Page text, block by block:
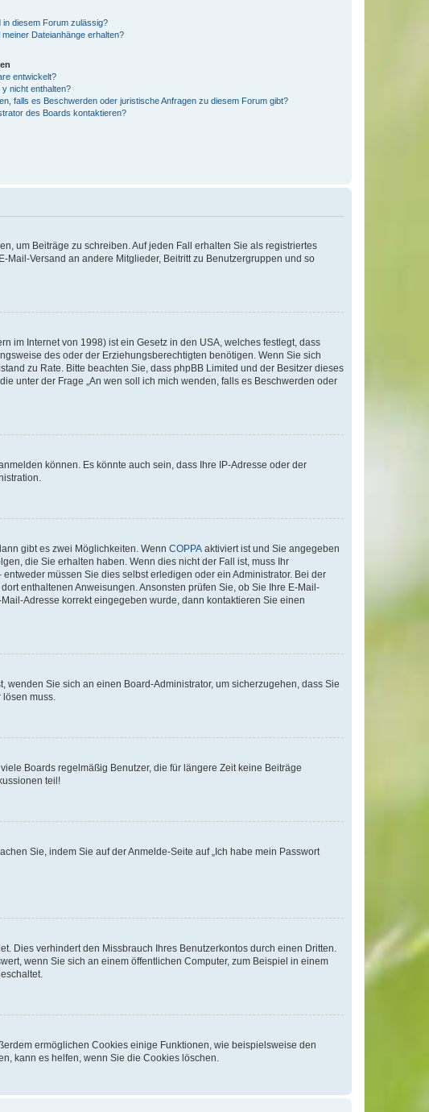
in diesem Forum zulässig?
Dateianhänge erhalten?
entwickelt?
nicht enthalten?
falls es Beschwerden oder juristische Anfragen zu diesem Forum gibt?
des Boards kontaktieren?
um Beiträge zu schreiben. Auf jeden Fall erhalten Sie als registriertes
Mail-Versand an andere Mitglieder, Beitritt zu Benutzergruppen und so
im Internet von 1998) ist ein Gesetz in den USA, welches festlegt, dass
des oder der Erziehungsberechtigten benötigen. Wenn Sie sich
zu Rate. Bitte beachten Sie, dass phpBB Limited und der Besitzer dieses
unter der Frage „An wen soll ich mich wenden, falls es Beschwerden oder
können. Es könnte auch sein, dass Ihre IP-Adresse oder der
gibt es zwei Möglichkeiten. Wenn COPPA aktiviert ist und Sie angegeben
die Sie erhalten haben. Wenn dies nicht der Fall ist, muss Ihr
müssen Sie dies selbst erledigen oder ein Administrator. Bei der
enthaltenen Anweisungen. Ansonsten prüfen Sie, ob Sie Ihre E-Mail-
Adresse korrekt eingegeben wurde, dann kontaktieren Sie einen
Sie sich an einen Board-Administrator, um sicherzugehen, dass Sie
muss.
Boards regelmäßig Benutzer, die für längere Zeit keine Beiträge
teil!
Sie, indem Sie auf der Anmelde-Seite auf „Ich habe mein Passwort
Dies verhindert den Missbrauch Ihres Benutzerkontos durch einen Dritten.
wenn Sie sich an einem öffentlichen Computer, zum Beispiel in einem
ermöglichen Cookies einige Funktionen, wie beispielsweise den
kann es helfen, wenn Sie die Cookies löschen.